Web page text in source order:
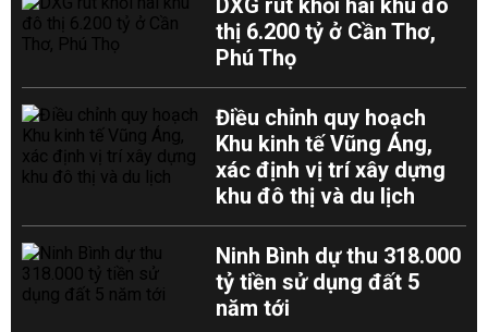
DXG rút khỏi hai khu đô
thị 6.200 tỷ ở Cần Thơ,
Phú Thọ
Điều chỉnh quy hoạch
Khu kinh tế Vũng Áng,
xác định vị trí xây dựng
khu đô thị và du lịch
Ninh Bình dự thu 318.000
tỷ tiền sử dụng đất 5
năm tới